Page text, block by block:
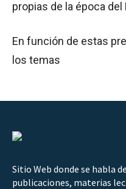
propias de la época
En función de estas
los temas
Sitio Web donde se habla
publicaciones, materias